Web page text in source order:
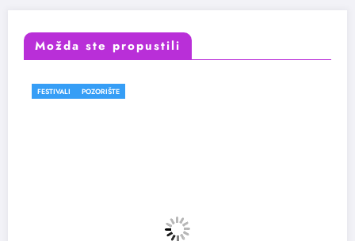
Možda ste propustili